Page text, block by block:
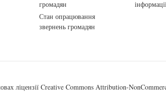
громадян
Стан опрацювання
звернень громадян
ліцензії Creative Commons Attribution-